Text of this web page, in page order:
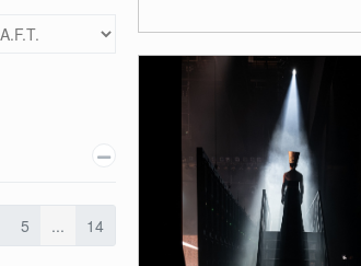
5 ... 14